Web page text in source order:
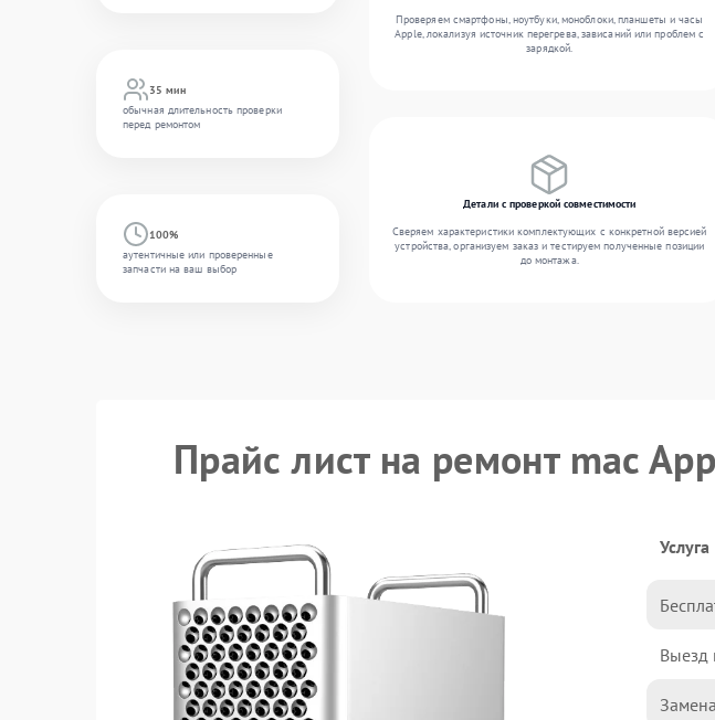
35 мин
обычная длительность проверки
перед ремонтом
100%
аутентичные или проверенные
запчасти на ваш выбор
Проверяем смартфоны, ноутбуки, моноблоки, планшеты и часы
Apple, локализуя источник перегрева, зависаний или проблем с
зарядкой.
Детали с проверкой совместимости
Сверяем характеристики комплектующих с конкретной версией
устройства, организуем заказ и тестируем полученные позиции
до монтажа.
Прайс лист на ремонт mac
Услуга
Выезд